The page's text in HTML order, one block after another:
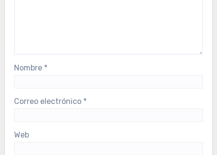
Nombre *
Correo electrónico *
Web